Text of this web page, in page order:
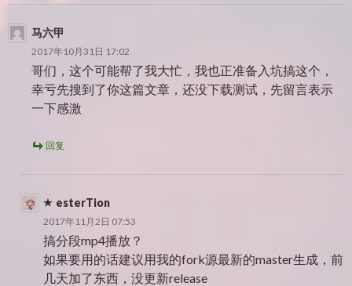
马六甲
2017年10月31日 17:02
哥们，这个可能帮了我大忙，我也正准备入坑搞这个，
幸亏先搜到了你这篇文章，还没下载测试，先留言表示
一下感激
回复
esterTion
2017年11月2日 07:53
搞分段mp4播放？
如果要用的话建议用我的fork源最新的master生成，前
几天加了东西，没更新release